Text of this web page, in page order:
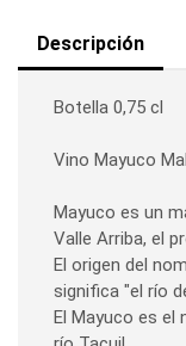
Descripción
Botella 0,75 cl
Vino Mayuco
Mayuco es un
Valle Arriba, el
El origen del
significa "el río
El Mayuco es el